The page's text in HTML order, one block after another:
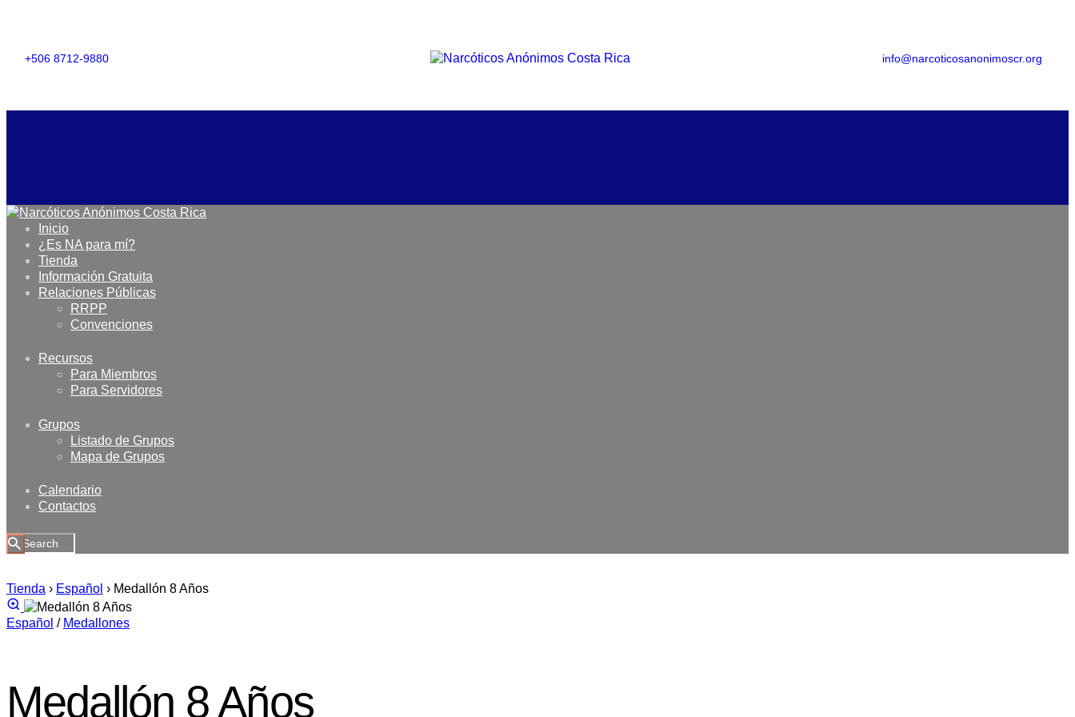
+506 8712-9880 info@narcoticosanonimoscr.org
Inicio
¿Es NA para mí?
Tienda
Información Gratuita
Relaciones Públicas
RRPP
Convenciones
Recursos
Para Miembros
Para Servidores
Grupos
Listado de Grupos
Mapa de Grupos
Calendario
Contactos
Tienda › Español › Medallón 8 Años
Español / Medallones
Medallón 8 Años